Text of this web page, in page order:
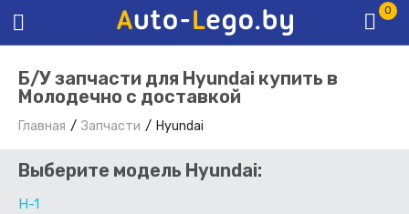
0
Б/У запчасти для Hyundai купить в
Молодечно с доставкой
Главная Запчасти Hyundai
Выберите модель Hyundai:
H-1